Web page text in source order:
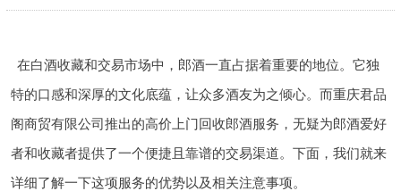
在白酒收藏和交易市场中，郎酒一直占据着重要的地位。它独
特的口感和深厚的文化底蕴，让众多酒友为之倾心。而重庆君品
阁商贸有限公司推出的高价上门回收郎酒服务，无疑为郎酒爱好
者和收藏者提供了一个便捷且靠谱的交易渠道。下面，我们就来
详细了解一下这项服务的优势以及相关注意事项。